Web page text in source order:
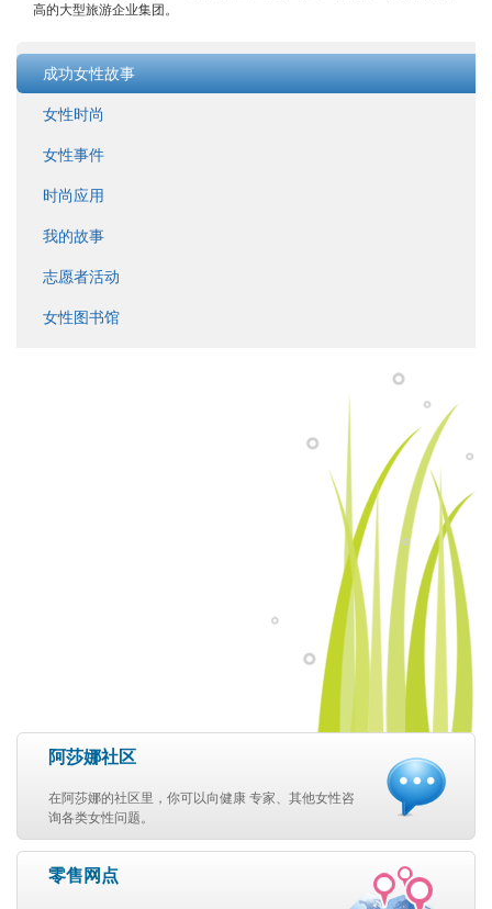
高的大型旅游企业集团。
成功女性故事
女性时尚
女性事件
时尚应用
我的故事
志愿者活动
女性图书馆
阿莎娜社区
在阿莎娜的社区里，你可以向健康 专家、其他女性咨
询各类女性问题。
零售网点